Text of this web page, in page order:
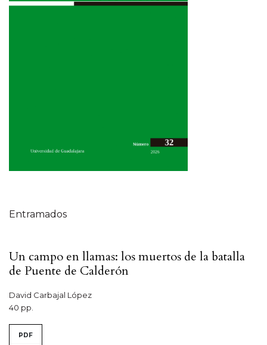
Entramados
Un campo en llamas: los muertos de la batalla
de Puente de Calderón
David Carbajal López
40 pp.
PDF